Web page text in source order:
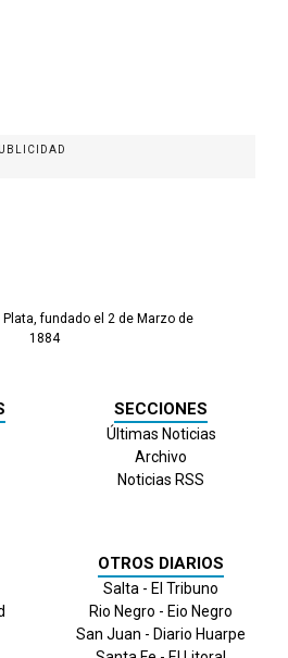
Plata, fundado el 2 de Marzo de
1884
SECCIONES
Últimas Noticias
Archivo
Noticias RSS
OTROS DIARIOS
Salta - El Tribuno
Rio Negro - Eio Negro
San Juan - Diario Huarpe